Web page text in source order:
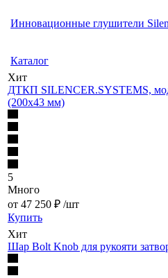
Инновационные глушители
Каталог
Хит
ДТКП SILENCER.SYSTEMS,
(200х43 мм)
5
Много
от 47 250 ₽ /шт
Купить
Хит
Шар Bolt Knob для рукояти